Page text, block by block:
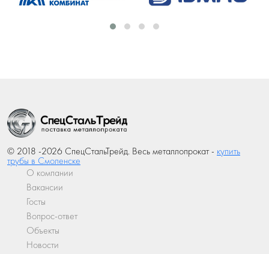
© 2018 -2026 СпецСтальТрейд. Весь металлопрокат - купить
трубы в Смоленске
О компании
Вакансии
Госты
Вопрос-ответ
Объекты
Новости